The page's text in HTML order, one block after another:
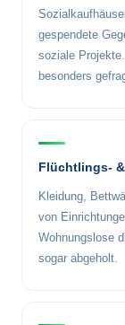
gespendete
soziale
besonders
Flüchtlings-
Kleidung,
von
Wohnungslose
sogar abgeholt.